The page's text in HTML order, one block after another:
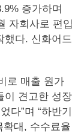
증가하며
자회사로 편입
했다. 신화어드
로 매출 원가
이 견고한 성장
다”며 “하반기
대, 수수료율